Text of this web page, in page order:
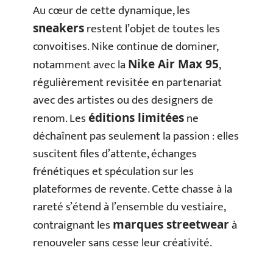
Au cœur de cette dynamique, les
sneakersrestent l’objet de toutes les
convoitises. Nike continue de dominer,
notamment avec laNike Air Max 95,
régulièrement revisitée en partenariat
avec des artistes ou des designers de
renom. Leséditions limitéesne
déchaînent pas seulement la passion : elles
suscitent files d’attente, échanges
frénétiques et spéculation sur les
plateformes de revente. Cette chasse à la
rareté s’étend à l’ensemble du vestiaire,
contraignant les marques streetwearà
renouveler sans cesse leur créativité.